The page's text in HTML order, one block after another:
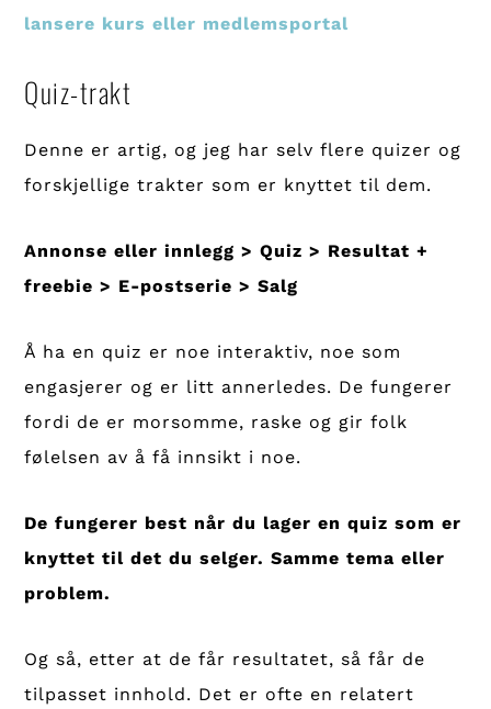
lansere kurs eller medlemsportal
Quiz-trakt
Denne er artig, og jeg har selv flere quizer og
forskjellige trakter som er knyttet til dem.
Annonse eller innlegg > Quiz > Resultat +
freebie > E-postserie > Salg
Å ha en quiz er noe interaktiv, noe som
engasjerer og er litt annerledes. De fungerer
fordi de er morsomme, raske og gir folk
følelsen av å få innsikt i noe.
De fungerer best når du lager en quiz som er
knyttet til det du selger. Samme tema eller
problem.
Og så, etter at de får resultatet, så får de
tilpasset innhold. Det er ofte en relatert